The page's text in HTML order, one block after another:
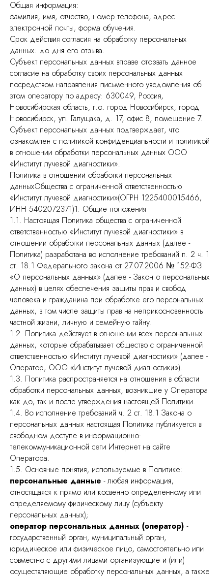
Общая информация:
фамилия, имя, отчество, номер телефона, адрес
электронной почты, форма обучения.
Срок действия согласия на обработку персональных
данных: до дня его отзыва.
Субъект персональных данных вправе отозвать данное
согласие на обработку своих персональных данных
посредством направления письменного уведомления об
этом оператору по адресу: 630049, Россия,
Новосибирская область, г.о. город Новосибирск, город
Новосибирск, ул. Галущака, д. 17, офис 8, помещение 7.
Субъект персональных данных подтверждает, что
ознакомлен с политикой конфиденциальности и политикой
в отношении обработки персональных данных ООО
«Институт лучевой диагностики».
Политика в отношении обработки персональных
данныхОбщества с ограниченной ответственностью
«Институт лучевой диагностики»(ОГРН 1225400015466,
ИНН 5402072371)1. Общие положения
1.1. Настоящая Политика общества с ограниченной
ответственностью «Институт лучевой диагностики» в
отношении обработки персональных данных (далее -
Политика) разработана во исполнение требований п. 2 ч. 1
ст. 18.1 Федерального закона от 27.07.2006 № 152-ФЗ
«О персональных данных» (далее - Закон о персональных
данных) в целях обеспечения защиты прав и свобод
человека и гражданина при обработке его персональных
данных, в том числе защиты прав на неприкосновенность
частной жизни, личную и семейную тайну.
1.2. Политика действует в отношении всех персональных
данных, которые обрабатывает общество с ограниченной
ответственностью «Институт лучевой диагностики» (далее -
Оператор, ООО «Институт лучевой диагностики»).
1.3. Политика распространяется на отношения в области
обработки персональных данных, возникшие у Оператора
как до, так и после утверждения настоящей Политики.
1.4. Во исполнение требований ч. 2 ст. 18.1 Закона о
персональных данных настоящая Политика публикуется в
свободном доступе в информационно-
телекоммуникационной сети Интернет на сайте
Оператора.
1.5. Основные понятия, используемые в Политике:
персональные данные - любая информация,
относящаяся к прямо или косвенно определенному или
определяемому физическому лицу (субъекту
персональных данных);
оператор персональных данных (оператор) -
государственный орган, муниципальный орган,
юридическое или физическое лицо, самостоятельно или
совместно с другими лицами организующие и (или)
осуществляющие обработку персональных данных, а также